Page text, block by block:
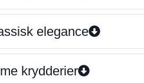
elegance
krydderier